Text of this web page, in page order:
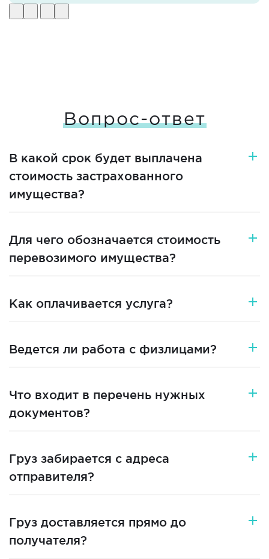
виде.
Вопрос-ответ
В какой срок будет выплачена
стоимость застрахованного
имущества?
Для чего обозначается стоимость
перевозимого имущества?
Как оплачивается услуга?
Ведется ли работа с физлицами?
Что входит в перечень нужных
документов?
Груз забирается с адреса
отправителя?
Груз доставляется прямо до
получателя?